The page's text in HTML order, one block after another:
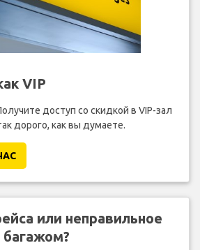
VIP
доступ со скидкой в VIP-зал
дорого, как вы думаете.
или неправильное